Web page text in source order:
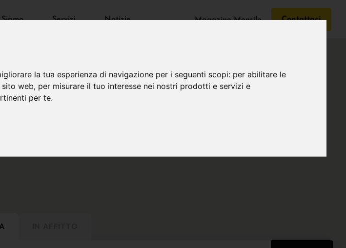
la tua esperienza di navigazione per i seguenti scopi: per abilitare le
sito web, per misurare il tuo interesse nei nostri prodotti e servizi e
per te.
Servizi Notizie Magazine Mensile Contattaci